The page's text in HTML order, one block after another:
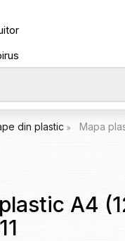
din plastic Mapa
A4